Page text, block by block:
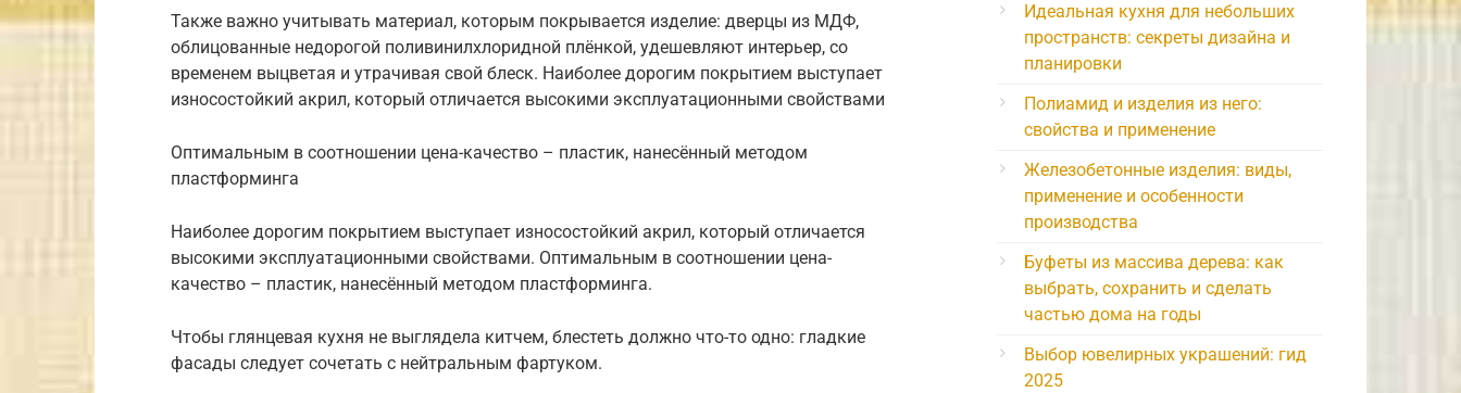
Также важно учитывать материал, которым покрывается изделие: дверцы из МДФ,
облицованные недорогой поливинилхлоридной плёнкой, удешевляют интерьер, со
временем выцветая и утрачивая свой блеск. Наиболее дорогим покрытием выступает
износостойкий акрил, который отличается высокими эксплуатационными свойствами
Оптимальным в соотношении цена-качество – пластик, нанесённый методом
пластформинга
Наиболее дорогим покрытием выступает износостойкий акрил, который отличается
высокими эксплуатационными свойствами. Оптимальным в соотношении цена-
качество – пластик, нанесённый методом пластформинга.
Чтобы глянцевая кухня не выглядела китчем, блестеть должно что-то одно: гладкие
фасады следует сочетать с нейтральным фартуком.
Идеальная кухня для небольших
пространств: секреты дизайна и
планировки
Полиамид и изделия из него:
свойства и применение
Железобетонные изделия: виды,
применение и особенности
производства
Буфеты из массива дерева: как
выбрать, сохранить и сделать
частью дома на годы
Выбор ювелирных украшений: гид
2025